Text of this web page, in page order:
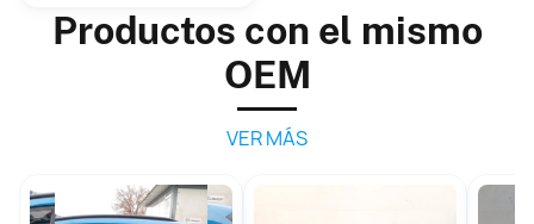
Productos con el mismo
OEM
VER MÁS